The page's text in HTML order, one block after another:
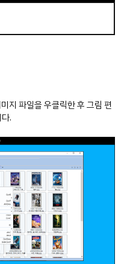
지 파일을 우클릭한 후 그림 편
.